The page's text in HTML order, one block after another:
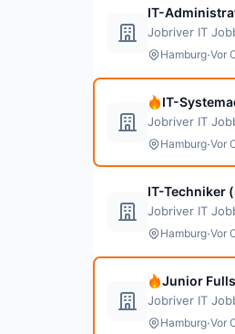
IT-
Jobriver IT
Hamburg·Vor
IT-
Jobriver IT
Hamburg·Vor
IT-Techniker
Jobriver IT
Hamburg·Vor
Junior
Jobriver IT
Hamburg·Vor